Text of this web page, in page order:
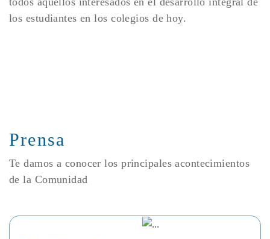
los estudiantes en los colegios de hoy.
Prensa
Te damos a conocer los principales acontecimientos
de la Comunidad